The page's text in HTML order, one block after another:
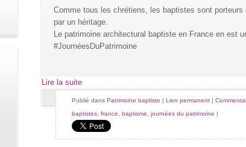
Comme tous les chrétiens, les baptistes sont
par un héritage.
Le patrimoine architectural baptiste en France en est
#JournéesDuPatrimoine
Lire la suite
Publié dans Patrimoine baptiste | Lien permanent |
baptistes france baptisme journées du patrimoine |